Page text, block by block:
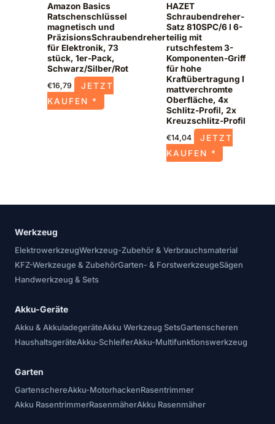
Amazon Basics
Ratschenschlüssel
magnetisch und
PräzisionsSchraubendreher
für Elektronik, 73
stück, 1er-Pack,
Schwarz/Silber/Rot
€16,79
JETZT
KAUFEN *
HAZET
Schraubendreher-
Satz 810SPC/6 I 6-
teilig mit
rutschfestem 3-
Komponenten-Griff
für hohe
Kraftübertragung I
mattverchromte
Oberfläche, 4x
Schlitz-Profil, 2x
Kreuzschlitz-Profil
€14,04
JETZT
KAUFEN *
Werkzeug
ElektrowerkzeugWerkzeug-Zubehör & Verbrauchsmaterial
KFZ-Werkzeuge & ZubehörGarten- & ForstwerkzeugeSägen
Handwerkzeug & Sets
Akku-Geräte
Akku & AkkuladegeräteAkku Werkzeug SetsGartenscheren
HaushaltsgeräteAkku-SchleiferAkku-Multifunktionswerkzeug
Garten
GartenschereAkku-MotorhackenRasentrimmer
Akku RasentrimmerRasenmäherAkku Rasenmäher